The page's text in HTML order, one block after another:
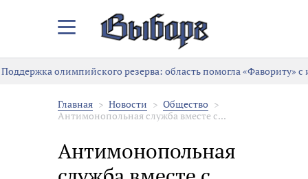
Закрыть/
меню
Поддержка олимпийского резерва: область помогла «Фавориту» с
Главная Новости
Общество
Антимонопольная служба вместе с...
Антимонопольная